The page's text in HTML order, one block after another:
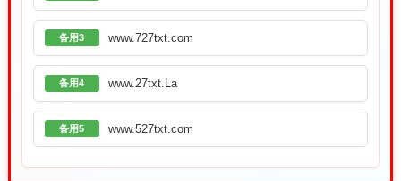
备用3 www.727txt.com
备用4 www.27txt.La
备用5 www.527txt.com